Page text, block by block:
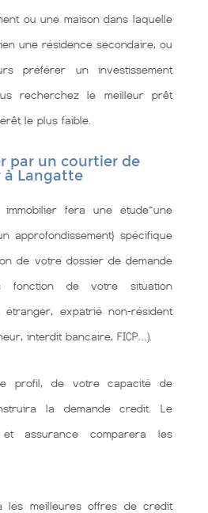
ou une maison dans laquelle
une résidence secondaire, ou
préférer un investissement
recherchez le meilleur prêt
le plus faible.
par un courtier de
Langatte
fera une étude~une
approfondissement} spécifique
de votre dossier de demande
fonction de votre situation
étranger, expatrié non-résident
interdit bancaire, FICP…).
profil, de votre capacité de
la demande credit. Le
assurance comparera les
les meilleures offres de credit